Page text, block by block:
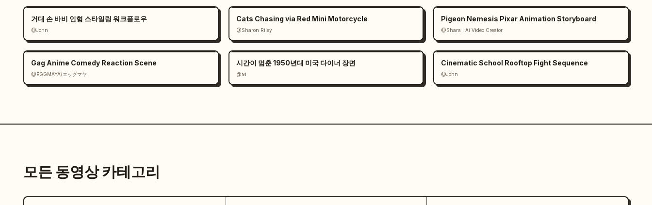
거대 손 바비 인형 스타일링 워크플로우
@John
Cats Chasing via Red Mini Motorcycle
@Sharon Riley
Pigeon Nemesis Pixar Animation Storyboard
@Shara I Ai Video Creator
Gag Anime Comedy Reaction Scene
@EGGMAYA/エッグマヤ
시간이 멈춘 1950년대 미국 다이너 장면
@𝐌
Cinematic School Rooftop Fight Sequence
@John
모든 동영상 카테고리